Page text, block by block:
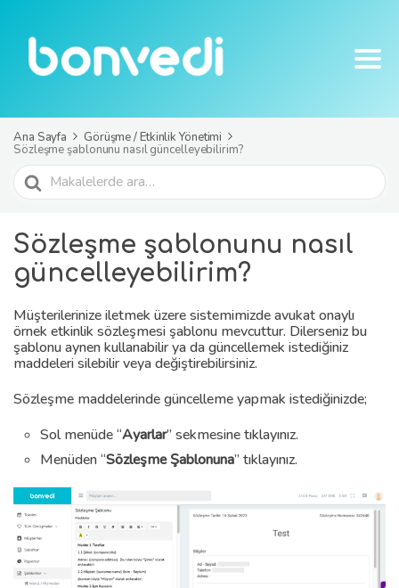
Ana Sayfa Görüşme / Etkinlik Yönetimi
Sözleşme şablonunu nasıl güncelleyebilirim?
Ara
Sözleşme şablonunu nasıl
güncelleyebilirim?
Müşterilerinize iletmek üzere sistemimizde avukat onaylı
örnek etkinlik sözleşmesi şablonu mevcuttur. Dilerseniz bu
şablonu aynen kullanabilir ya da güncellemek istediğiniz
maddeleri silebilir veya değiştirebilirsiniz.
Sözleşme maddelerinde güncelleme yapmak istediğinizde;
Sol menüde “Ayarlar” sekmesine tıklayınız.
Menüden “Sözleşme Şablonuna” tıklayınız.